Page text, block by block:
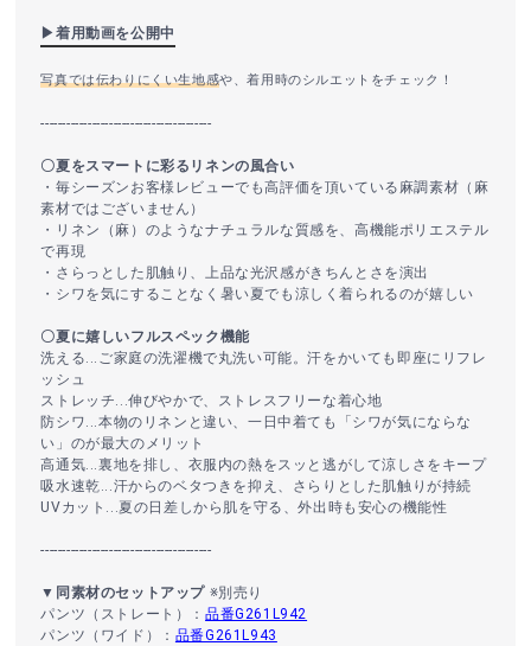
▶着用動画を公開中
写真では伝わりにくい生地感や、着用時のシルエットをチェック！
----------------------------------------
〇夏をスマートに彩るリネンの風合い
・毎シーズンお客様レビューでも高評価を頂いている麻調素材（麻
素材ではございません）
・リネン（麻）のようなナチュラルな質感を、高機能ポリエステル
で再現
・さらっとした肌触り、上品な光沢感がきちんとさを演出
・シワを気にすることなく暑い夏でも涼しく着られるのが嬉しい
〇夏に嬉しいフルスペック機能
洗える...ご家庭の洗濯機で丸洗い可能。汗をかいても即座にリフレ
ッシュ
ストレッチ...伸びやかで、ストレスフリーな着心地
防シワ...本物のリネンと違い、一日中着ても「シワが気にならな
い」のが最大のメリット
高通気...裏地を排し、衣服内の熱をスッと逃がして涼しさをキープ
吸水速乾...汗からのベタつきを抑え、さらりとした肌触りが持続
UVカット...夏の日差しから肌を守る、外出時も安心の機能性
----------------------------------------
▼同素材のセットアップ ※別売り
パンツ（ストレート）：品番G261L942
パンツ（ワイド）： 品番G261L943